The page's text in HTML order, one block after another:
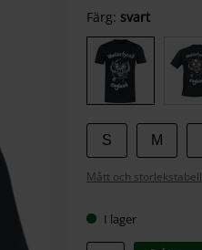
Välj
din
storlek
Färg: svart
S M
Mått och storlekstabell
I lager